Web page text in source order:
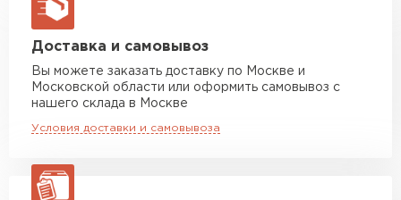
Профнастил Н75 обладает
следующими достоинствами:
Долговечность и прочность;
Простота монтажа в любых погодных
условиях;
Возможность воплощения любого дизайна;
макс. длина груза 8 м
Машина до 20 тн до 80 м3
Манипулятор до 5 тн
макс. длина груза 6 м
от 7 000 руб
макс. длина груза 8 м
Доставка и самовывоз
Вы можете заказать доставку по Москве и
Московской области или оформить самовывоз с
нашего склада в Москве
Условия доставки и самовывоза